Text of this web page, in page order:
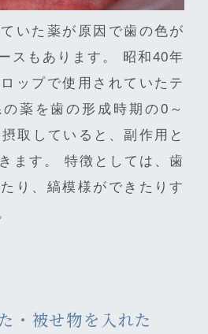
いた薬が原因で歯の色が
スもあります。 昭和40年
ップで使用されていたテ
の薬を歯の形成時期の0～
取していると、副作用と
ます。 特徴としては、歯
り、縞模様ができたりす
・被せ物を入れた